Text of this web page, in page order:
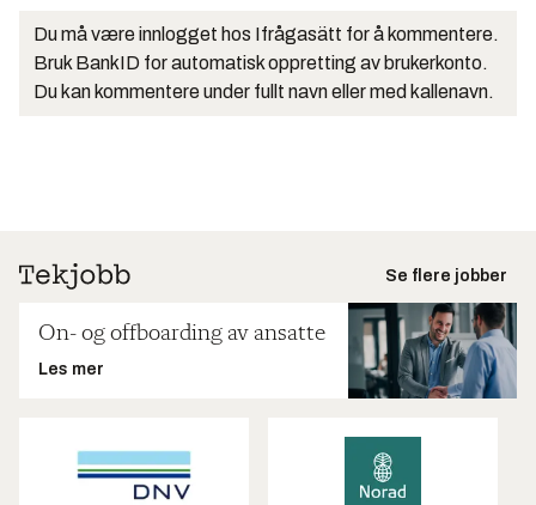
Du må være innlogget hos Ifrågasätt for å kommentere.
Bruk BankID for automatisk oppretting av brukerkonto.
Du kan kommentere under fullt navn eller med kallenavn.
Se flere jobber
On- og offboarding av ansatte
Les mer